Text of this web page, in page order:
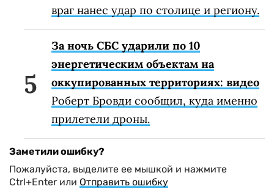
враг нанес удар по столице и региону.
За ночь СБС ударили по 10
энергетическим объектам на
оккупированных территориях: видео
Роберт Бровди сообщил, куда именно
прилетели дроны.
Заметили ошибку?
Пожалуйста, выделите ее мышкой и нажмите
Ctrl+Enter или Отправить ошибку